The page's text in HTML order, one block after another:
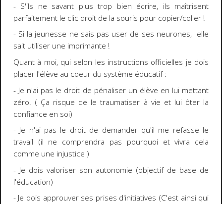
- S'ils ne savant plus trop bien écrire, ils maîtrisent
parfaitement le clic droit de la souris pour copier/coller !
- Si la jeunesse ne sais pas user de ses neurones, elle
sait utiliser une imprimante !
Quant à moi, qui selon les instructions officielles je dois
placer l'élève au coeur du système éducatif :
- Je n'ai pas le droit de pénaliser un élève en lui mettant
zéro. ( Ça risque de le traumatiser à vie et lui ôter la
confiance en soi)
- Je n'ai pas le droit de demander qu'il me refasse le
travail (il ne comprendra pas pourquoi et vivra cela
comme une injustice )
- Je dois valoriser son autonomie (objectif de base de
l'éducation)
- Je dois approuver ses prises d'initiatives (C'est ainsi qui